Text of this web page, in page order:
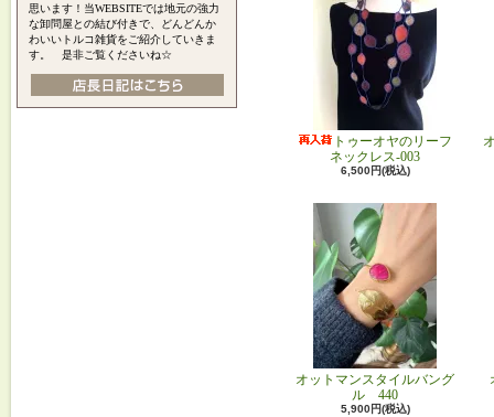
思います！当WEBSITEでは地元の強力
な卸問屋との結び付きで、どんどんか
わいいトルコ雑貨をご紹介していきま
す。 是非ご覧くださいね☆
トゥーオヤのリーフ
ネックレス-003
6,500円(税込)
オットマンスタイルバング
ル 440
5,900円(税込)